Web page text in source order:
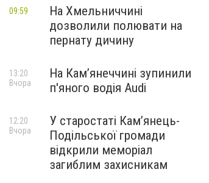
На Хмельниччині
дозволили полювати на
пернату дичину
09:59
На Камʼянеччині зупинили
п'яного водія Audi
13:20
Вчора
У старостаті Кам’янець-
Подільської громади
відкрили меморіал
загиблим захисникам
12:20
Вчора